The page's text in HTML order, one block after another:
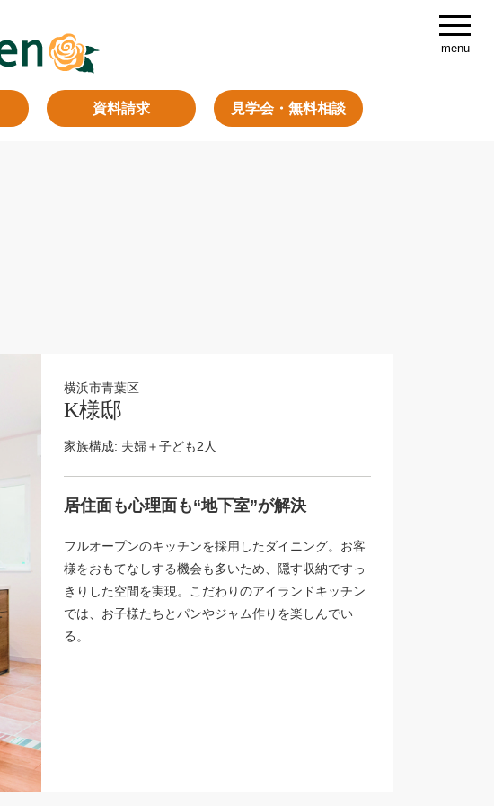
資料請求 見学会・無料相談
横浜市青葉区
K様邸
家族構成: 夫婦＋子ども2人
居住面も心理面も“地下室”が解決
フルオープンのキッチンを採用したダイニング。お客
様をおもてなしする機会も多いため、隠す収納ですっ
きりした空間を実現。こだわりのアイランドキッチン
では、お子様たちとパンやジャム作りを楽しんでい
る。